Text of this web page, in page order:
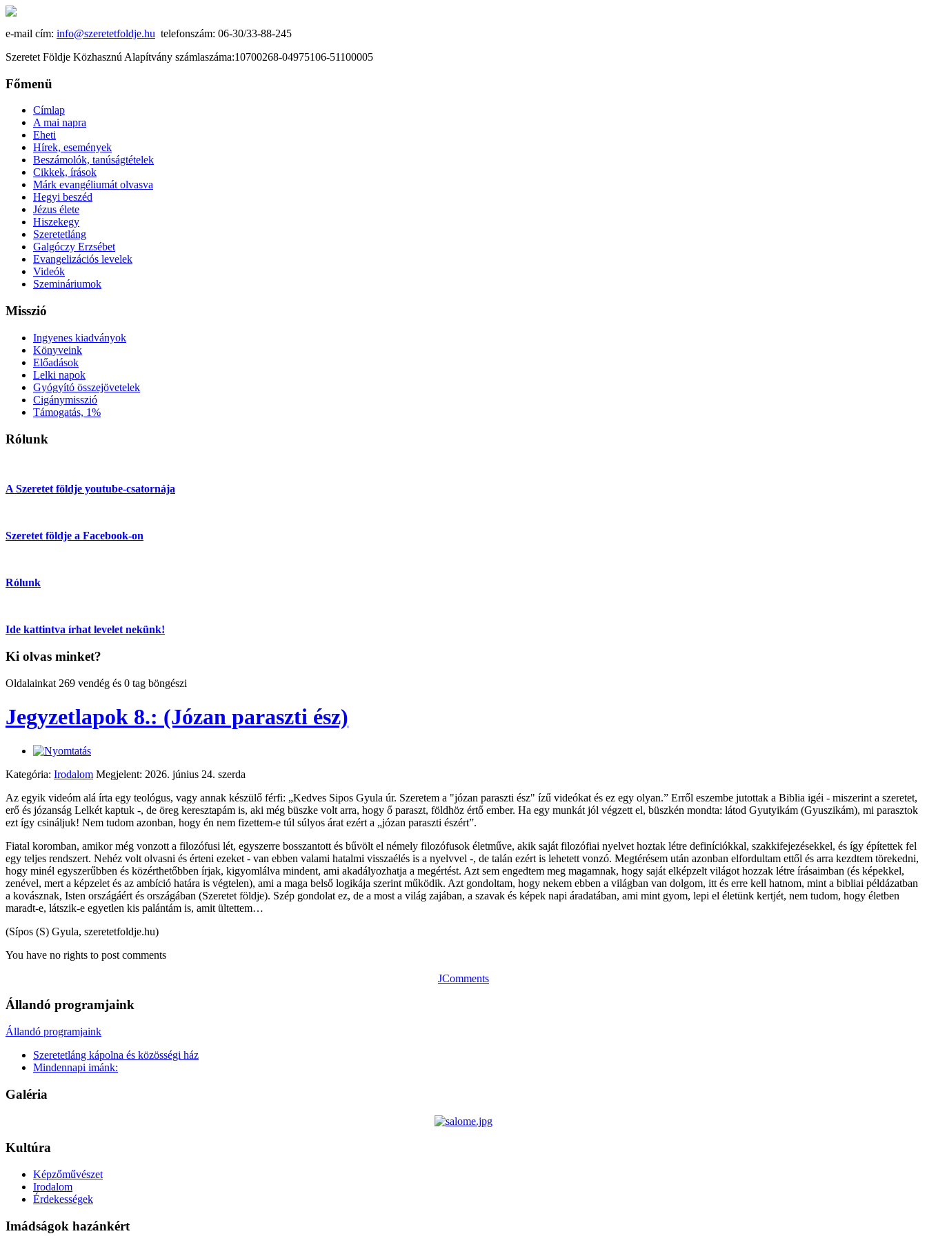
e-mail cím: info@szeretetfoldje.hu telefonszám: 06-30/33-88-245
Szeretet Földje Közhasznú Alapítvány számlaszáma:10700268-04975106-51100005
Főmenü
Címlap
A mai napra
Eheti
Hírek, események
Beszámolók, tanúságtételek
Cikkek, írások
Márk evangéliumát olvasva
Hegyi beszéd
Jézus élete
Hiszekegy
Szeretetláng
Galgóczy Erzsébet
Evangelizációs levelek
Videók
Szemináriumok
Misszió
Ingyenes kiadványok
Könyveink
Előadások
Lelki napok
Gyógyító összejövetelek
Cigánymisszió
Támogatás, 1%
Rólunk
A Szeretet földje youtube-csatornája
Szeretet földje a Facebook-on
Rólunk
Ide kattintva írhat levelet nekünk!
Ki olvas minket?
Oldalainkat 269 vendég és 0 tag böngészi
Jegyzetlapok 8.: (Józan paraszti ész)
Kategória: Irodalom Megjelent: 2026. június 24. szerda
Az egyik videóm alá írta egy teológus, vagy annak készülő férfi: „Kedves Sipos Gyula úr. Szeretem a "józan paraszti ész" ízű videókat és ez egy olyan.” Erről eszembe jutottak a Biblia igéi - miszerint a szeretet,
erő és józanság Lelkét kaptuk -, de öreg keresztapám is, aki még büszke volt arra, hogy ő paraszt, földhöz értő ember. Ha egy munkát jól végzett el, büszkén mondta: látod Gyutyikám (Gyuszikám), mi parasztok
ezt így csináljuk! Nem tudom azonban, hogy én nem fizettem-e túl súlyos árat ezért a „józan paraszti észért”.
Fiatal koromban, amikor még vonzott a filozófusi lét, egyszerre bosszantott és bűvölt el némely filozófusok életműve, akik saját filozófiai nyelvet hoztak létre definíciókkal, szakkifejezésekkel, és így építettek fel
egy teljes rendszert. Nehéz volt olvasni és érteni ezeket - van ebben valami hatalmi visszaélés is a nyelvvel -, de talán ezért is lehetett vonzó. Megtérésem után azonban elfordultam ettől és arra kezdtem törekedni,
hogy minél egyszerűbben és közérthetőbben írjak, kigyomlálva mindent, ami akadályozhatja a megértést. Azt sem engedtem meg magamnak, hogy saját elképzelt világot hozzak létre írásaimban (és képekkel,
zenével, mert a képzelet és az ambíció határa is végtelen), ami a maga belső logikája szerint működik. Azt gondoltam, hogy nekem ebben a világban van dolgom, itt és erre kell hatnom, mint a bibliai példázatban
a kovásznak, Isten országáért és országában (Szeretet földje). Szép gondolat ez, de a most a világ zajában, a szavak és képek napi áradatában, ami mint gyom, lepi el életünk kertjét, nem tudom, hogy életben
maradt-e, látszik-e egyetlen kis palántám is, amit ültettem…
(Sípos (S) Gyula, szeretetfoldje.hu)
You have no rights to post comments
JComments
Állandó programjaink
Állandó programjaink
Szeretetláng kápolna és közösségi ház
Mindennapi imánk:
Galéria
Kultúra
Képzőművészet
Irodalom
Érdekességek
Imádságok hazánkért